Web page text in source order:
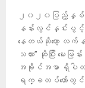
၂၀၂၀ပြည့်နှစ်
နန်းလွင်နှင်းပွ
နေတယ်ဆိုတော့ လက်
သလား” ဆိုပြီး မေ
အခိုင်အမာ ရှိပါတ
ရက္ခတပ်တော်တွင်